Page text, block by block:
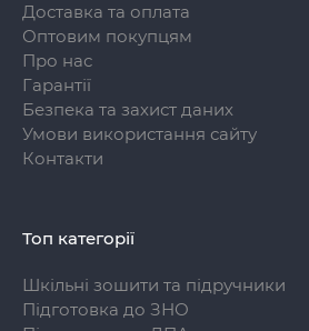
Доставка та оплата
Оптовим покупцям
Про нас
Гарантії
Безпека та захист даних
Умови використання сайту
Контакти
Топ категорії
Шкільні зошити та підручники
Підготовка до ЗНО